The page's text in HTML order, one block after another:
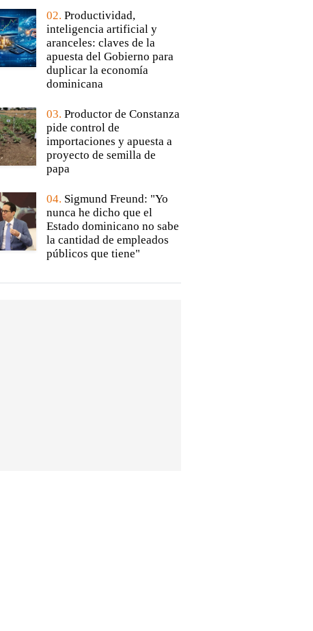
02. Productividad,
inteligencia artificial y
aranceles: claves de la
apuesta del Gobierno para
duplicar la economía
dominicana
03. Productor de Constanza
pide control de
importaciones y apuesta a
proyecto de semilla de
papa
04. Sigmund Freund: "Yo
nunca he dicho que el
Estado dominicano no sabe
la cantidad de empleados
públicos que tiene"